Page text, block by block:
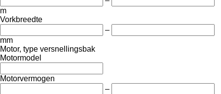
m
Vorkbreedte
–
mm
Motor, type versnellingsbak
Motormodel
Motorvermogen
–